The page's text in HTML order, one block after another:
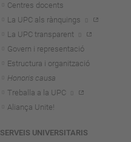
Centres docents
La UPC als rànquings
La UPC transparent
Govern i representació
Estructura i organització
Honoris causa
Treballa a la UPC
Aliança Unite!
SERVEIS UNIVERSITARIS